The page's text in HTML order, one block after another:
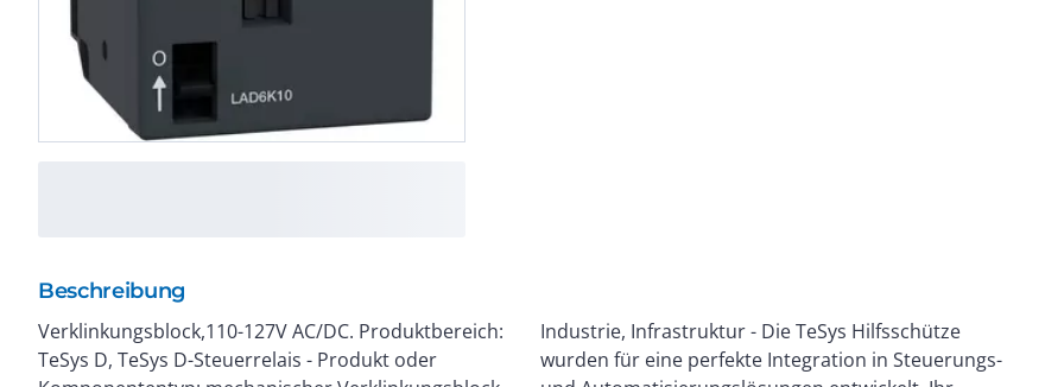
Beschreibung
Verklinkungsblock,110-127V AC/DC. Produktbereich:
TeSys D, TeSys D-Steuerrelais - Produkt oder
Industrie, Infrastruktur - Die TeSys Hilfsschütze
wurden für eine perfekte Integration in Steuerungs-